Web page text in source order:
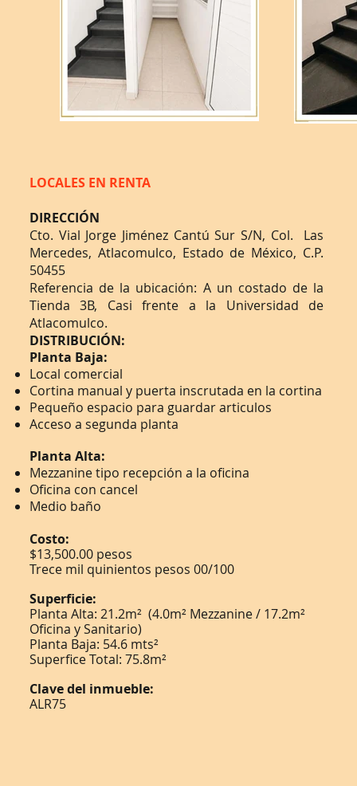
LOCALES EN RENTA
DIRECCIÓN
Cto. Vial Jorge Jiménez Cantú Sur S/N, Col. Las
Mercedes, Atlacomulco, Estado de México, C.P.
50455
Referencia de la ubicación: A un costado de la
Tienda 3B, Casi frente a la Universidad de
Atlacomulco.
DISTRIBUCIÓN:
Planta Baja:
Local comercial
Cortina manual y puerta inscrutada en la cortina
Pequeño espacio para guardar articulos
Acceso a segunda planta
Planta Alta:
Mezzanine tipo recepción a la oficina
Oficina con cancel
Medio baño
Costo:
$13,500.00 pesos
Trece mil quinientos pesos 00/100
Superficie:
Planta Alta: 21.2m² (4.0m² Mezzanine / 17.2m²
Oficina y Sanitario)
Planta Baja: 54.6 mts²
Superfice Total: 75.8m²
Clave del inmueble:
ALR75